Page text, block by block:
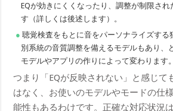
EQが効きにくくなったり、調整が制限され
す（詳しくは後述します）。
聴覚検査をもとに音をパーソナライズする
別系統の音質調整を備えるモデルもあり、
モデルやアプリの作りによって変わります。
つまり「EQが反映されない」と感じて
はなく、お使いのモデルやモードの仕
能性もあるわけです。正確な対応状況